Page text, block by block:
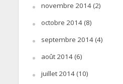
novembre 2014(2)
octobre 2014(8)
septembre 2014(4)
août 2014(6)
juillet 2014(10)